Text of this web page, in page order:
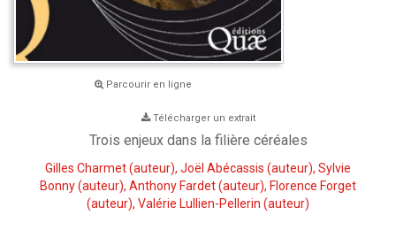
Parcourir en ligne
Télécharger un extrait
Trois enjeux dans la filière céréales
Gilles Charmet(auteur), Joël Abécassis (auteur), Sylvie
Bonny(auteur), Anthony Fardet(auteur), Florence Forget
(auteur), Valérie Lullien-Pellerin (auteur)